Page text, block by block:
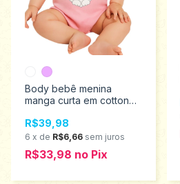
Body bebê menina
manga curta em cotton
R$39,98
6 x de R$6,66 sem juros
R$33,98 no Pix